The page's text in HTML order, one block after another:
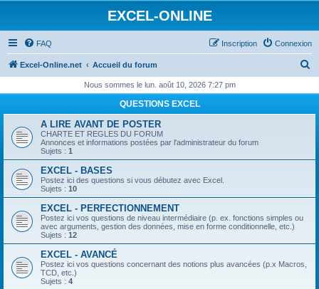
EXCEL-ONLINE
FAQ Connexion
Inscription
Excel-Online.net Accueil du forum
h
e
Nous sommes le lun. août 10, 2026 7:27 pm
QUESTIONS EXCEL
A LIRE AVANT DE POSTER
CHARTE ET REGLES DU FORUM
Annonces et informations postées par l'administrateur du forum
Sujets : 1
EXCEL - BASES
Postez ici des questions si vous débutez avec Excel.
Sujets : 10
EXCEL - PERFECTIONNEMENT
Postez ici vos questions de niveau intermédiaire (p. ex. fonctions simples ou
avec arguments, gestion des données, mise en forme conditionnelle, etc.)
Sujets : 12
EXCEL - AVANCÉ
Postez ici vos questions concernant des notions plus avancées (p.x Macros,
TCD, etc.)
Sujets : 4